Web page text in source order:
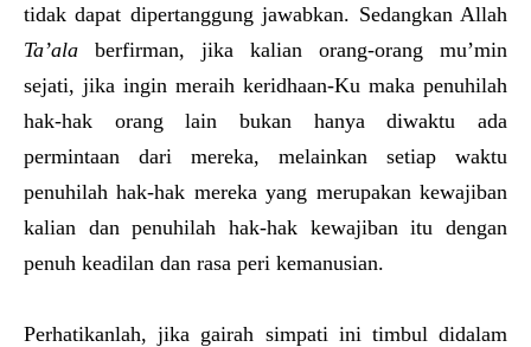
tidak dapat dipertanggung jawabkan. Sedangkan Allah
Ta’ala berfirman, jika kalian orang-orang mu’min
sejati, jika ingin meraih keridhaan-Ku maka penuhilah
hak-hak orang lain bukan hanya diwaktu ada
permintaan dari mereka, melainkan setiap waktu
penuhilah hak-hak mereka yang merupakan kewajiban
kalian dan penuhilah hak-hak kewajiban itu dengan
penuh keadilan dan rasa peri kemanusian.
Perhatikanlah, jika gairah simpati ini timbul didalam